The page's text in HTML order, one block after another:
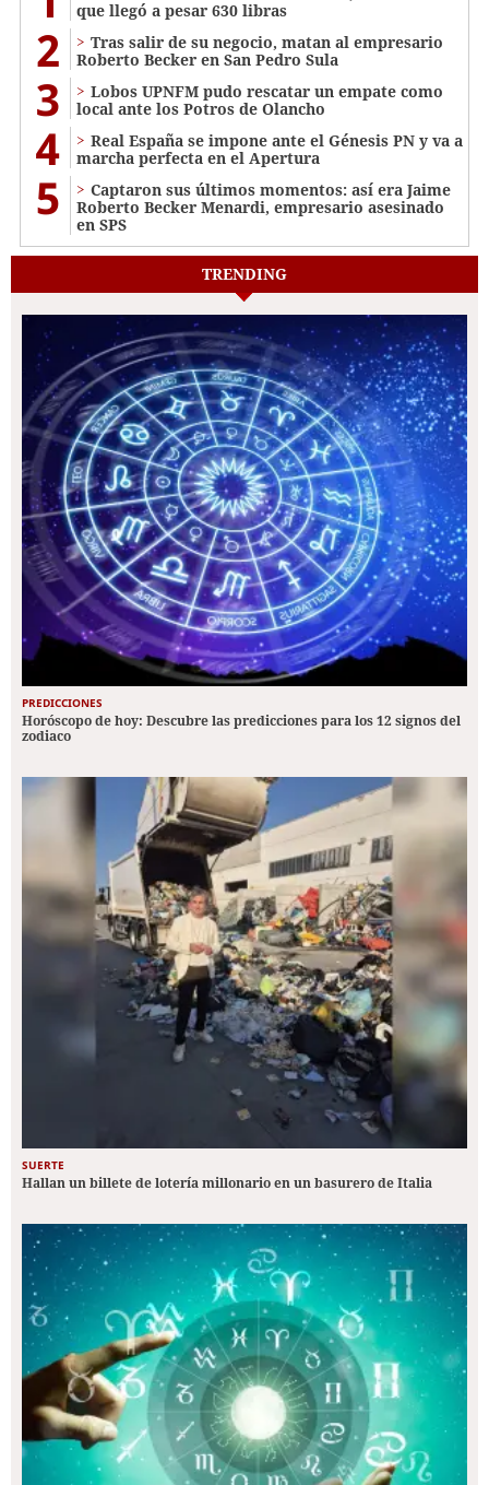
que llegó a pesar 630 libras
2
Tras salir de su negocio, matan al empresario
Roberto Becker en San Pedro Sula
3
Lobos UPNFM pudo rescatar un empate como
local ante los Potros de Olancho
4
Real España se impone ante el Génesis PN y va a
marcha perfecta en el Apertura
5
Captaron sus últimos momentos: así era Jaime
Roberto Becker Menardi​​​, empresario asesinado
en SPS
TRENDING
PREDICCIONES
Horóscopo de hoy: Descubre las predicciones para los 12 signos del
zodiaco
SUERTE
Hallan un billete de lotería millonario en un basurero de Italia